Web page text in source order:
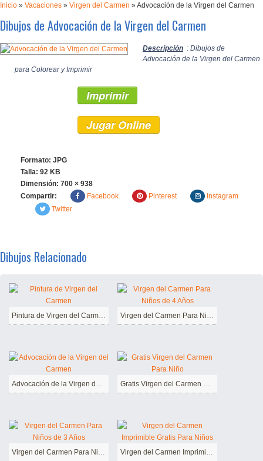
Inicio » Vacaciones » Virgen del Carmen »Advocación de la Virgen del Carmen
Dibujos de Advocación de la Virgen del Carmen
Descripción : Dibujos de
Advocación de la Virgen del Carmen
para Colorear y Imprimir
Imprimir
Jugar Online
Formato: JPG
Talla: 92 KB
Dimensión: 700 × 938
Compartir:
Facebook Pinterest
Instagram
Twitter
Dibujos Relacionado
Pintura de Virgen del Carmen Virgen del Carmen Para Niños de 4 Años
Advocación de la Virgen del Carmen Gratis Virgen del Carmen Para Niño
Virgen del Carmen Para Niños de 3 Años Virgen del Carmen Imprimible Gratis Para Niños